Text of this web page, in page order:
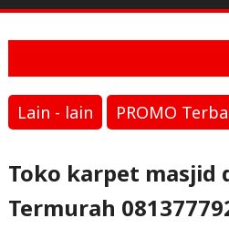
Lain - lain PROMO
Toko karpet masjid
Termurah